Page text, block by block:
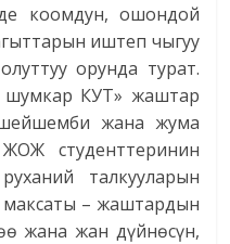
коомдун, ошондой
иштеп чыгуу
орунда турат.
шумкар КУТ» жаштар
жана жума
студенттеринин
талкууларын
максаты – жаштардын
жана жан дүйнөсүн,